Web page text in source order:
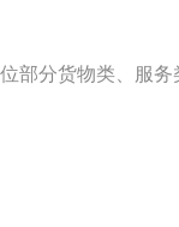
部分货物类、服